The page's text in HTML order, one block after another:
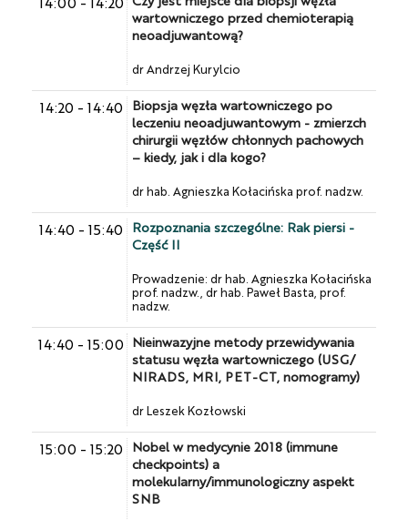
wartowniczego przed chemioterapią
neoadjuwantową?
dr Andrzej Kurylcio
14:20 - 14:40
Biopsja węzła wartowniczego po
leczeniu neoadjuwantowym - zmierzch
chirurgii węzłów chłonnych pachowych
– kiedy, jak i dla kogo?
dr hab. Agnieszka Kołacińska prof. nadzw.
14:40 - 15:40
Rozpoznania szczególne: Rak piersi -
Część II
Prowadzenie: dr hab. Agnieszka Kołacińska
prof. nadzw., dr hab. Paweł Basta, prof.
nadzw.
14:40 - 15:00
Nieinwazyjne metody przewidywania
statusu węzła wartowniczego (USG/
NIRADS, MRI, PET-CT, nomogramy)
dr Leszek Kozłowski
15:00 - 15:20
Nobel w medycynie 2018 (immune
checkpoints) a
molekularny/immunologiczny aspekt
SNB